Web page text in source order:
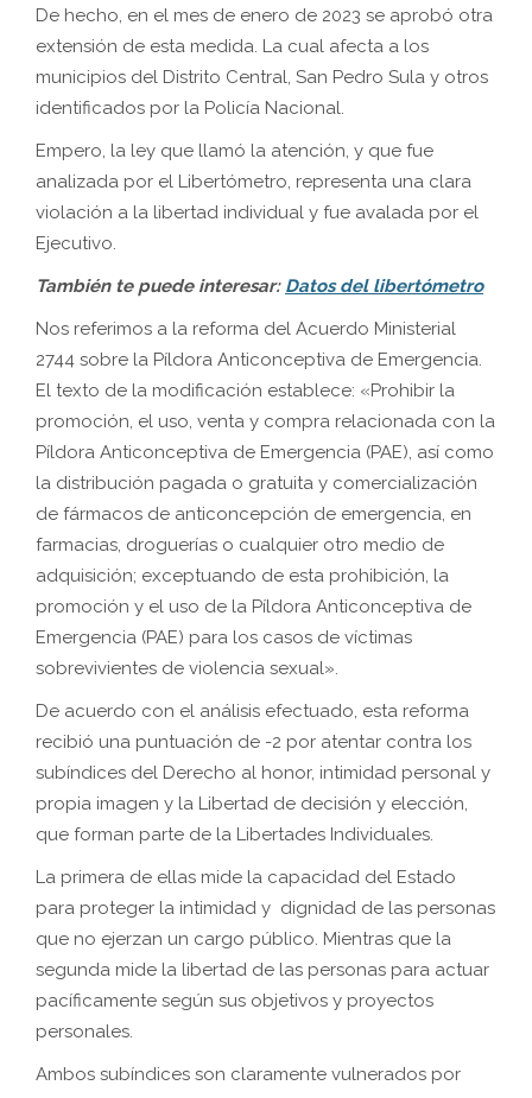
De hecho, en el mes de enero de 2023 se aprobó otra
extensión de esta medida. La cual afecta a los
municipios del Distrito Central, San Pedro Sula y otros
identificados por la Policía Nacional.
Empero, la ley que llamó la atención, y que fue
analizada por el Libertómetro, representa una clara
violación a la libertad individual y fue avalada por el
Ejecutivo.
También te puede interesar: Datos del libertómetro
Nos referimos a la reforma del Acuerdo Ministerial
2744 sobre la Píldora Anticonceptiva de Emergencia.
El texto de la modificación establece: «Prohibir la
promoción, el uso, venta y compra relacionada con la
Píldora Anticonceptiva de Emergencia (PAE), así como
la distribución pagada o gratuita y comercialización
de fármacos de anticoncepción de emergencia, en
farmacias, droguerías o cualquier otro medio de
adquisición; exceptuando de esta prohibición, la
promoción y el uso de la Píldora Anticonceptiva de
Emergencia (PAE) para los casos de víctimas
sobrevivientes de violencia sexual».
De acuerdo con el análisis efectuado, esta reforma
recibió una puntuación de -2 por atentar contra los
subíndices del Derecho al honor, intimidad personal y
propia imagen y la Libertad de decisión y elección,
que forman parte de la Libertades Individuales.
La primera de ellas mide la capacidad del Estado
para proteger la intimidad y dignidad de las personas
que no ejerzan un cargo público. Mientras que la
segunda mide la libertad de las personas para actuar
pacíficamente según sus objetivos y proyectos
personales.
Ambos subíndices son claramente vulnerados por